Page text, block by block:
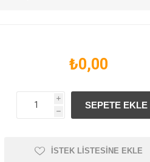
₺0,00
i
h
İSTEK LISTESINE EKLE